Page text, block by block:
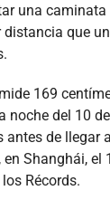
una
distancia que
169
noche del 10
antes de llegar
Shanghái, el
Récords.